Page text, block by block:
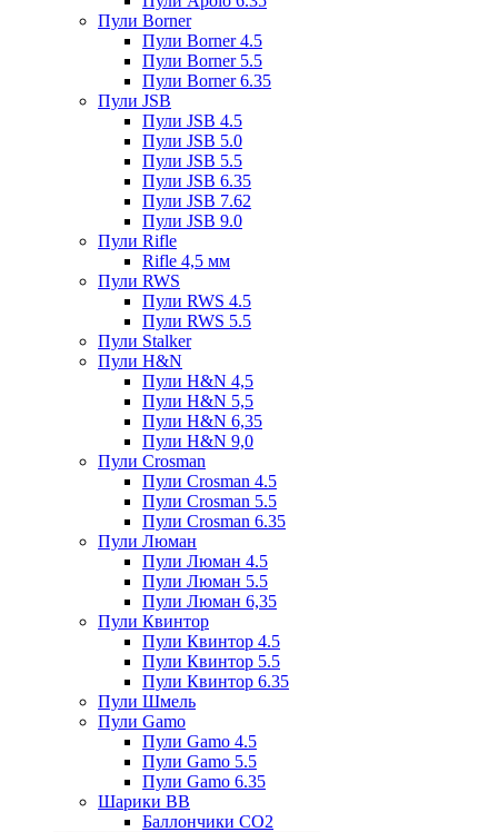
Пули Borner
Пули Borner 4.5
Пули Borner 5.5
Пули Borner 6.35
Пули JSB
Пули JSB 4.5
Пули JSB 5.0
Пули JSB 5.5
Пули JSB 6.35
Пули JSB 7.62
Пули JSB 9.0
Пули Rifle
Rifle 4,5 мм
Пули RWS
Пули RWS 4.5
Пули RWS 5.5
Пули Stalker
Пули H&N
Пули H&N 4,5
Пули H&N 5,5
Пули H&N 6,35
Пули H&N 9,0
Пули Crosman
Пули Crosman 4.5
Пули Crosman 5.5
Пули Crosman 6.35
Пули Люман
Пули Люман 4.5
Пули Люман 5.5
Пули Люман 6,35
Пули Квинтор
Пули Квинтор 4.5
Пули Квинтор 5.5
Пули Квинтор 6.35
Пули Шмель
Пули Gamo
Пули Gamo 4.5
Пули Gamo 5.5
Пули Gamo 6.35
Шарики BB
Баллончики CO2